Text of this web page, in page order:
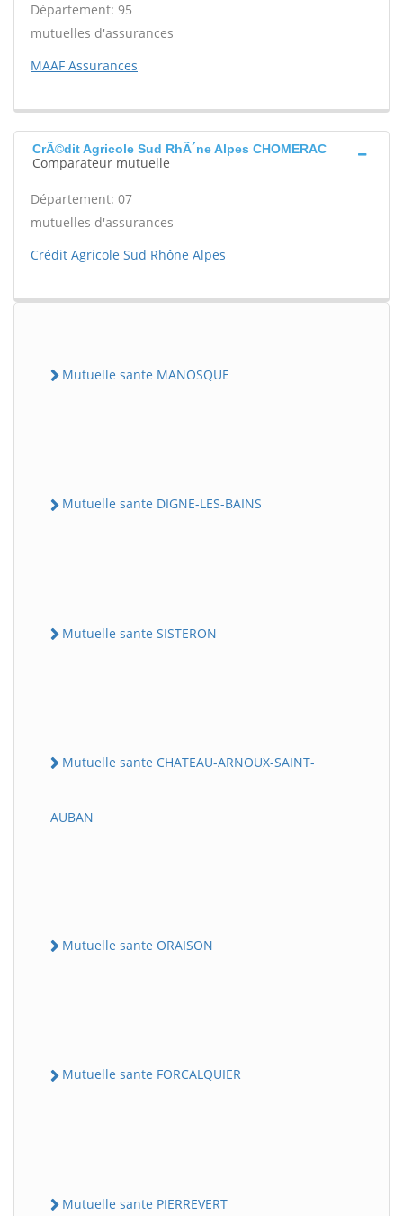
Département: 95
mutuelles d'assurances
MAAF Assurances
CrÃ©dit Agricole Sud RhÃ´ne Alpes CHOMERAC
Comparateur mutuelle
Département: 07
mutuelles d'assurances
Crédit Agricole Sud Rhône Alpes
Mutuelle sante MANOSQUE
Mutuelle sante DIGNE-LES-BAINS
Mutuelle sante SISTERON
Mutuelle sante CHATEAU-ARNOUX-SAINT-
AUBAN
Mutuelle sante ORAISON
Mutuelle sante FORCALQUIER
Mutuelle sante PIERREVERT